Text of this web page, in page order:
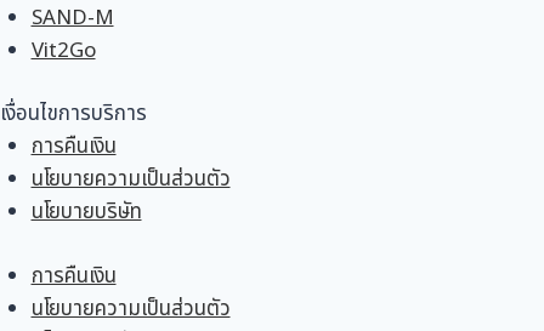
SAND-M
Vit2Go
เงื่อนไขการบริการ
การคืนเงิน
นโยบายความเป็นส่วนตัว
นโยบายบริษัท
การคืนเงิน
นโยบายความเป็นส่วนตัว